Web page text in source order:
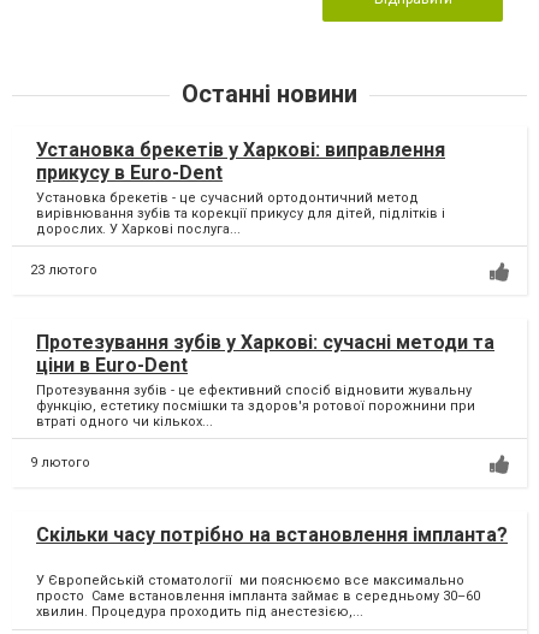
Останні новини
Установка брекетів у Харкові: виправлення
прикусу в Euro-Dent
Установка брекетів - це сучасний ортодонтичний метод
вирівнювання зубів та корекції прикусу для дітей, підлітків і
дорослих. У Харкові послуга...
23 лютого
Протезування зубів у Харкові: сучасні методи та
ціни в Euro-Dent
Протезування зубів - це ефективний спосіб відновити жувальну
функцію, естетику посмішки та здоров'я ротової порожнини при
втраті одного чи кількох...
9 лютого
Скільки часу потрібно на встановлення імпланта?
У Європейській стоматології ми пояснюємо все максимально
просто Саме встановлення імпланта займає в середньому 30–60
хвилин. Процедура проходить під анестезією,...